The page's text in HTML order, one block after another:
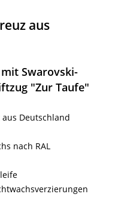
aus
Swarovski-
"Zur Taufe"
Deutschland
nach RAL